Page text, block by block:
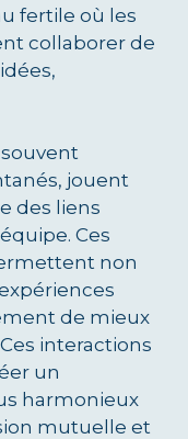
fertile où les
collaborer de
jouent
des liens
Ces
non
de mieux
interactions
un
harmonieux
mutuelle et